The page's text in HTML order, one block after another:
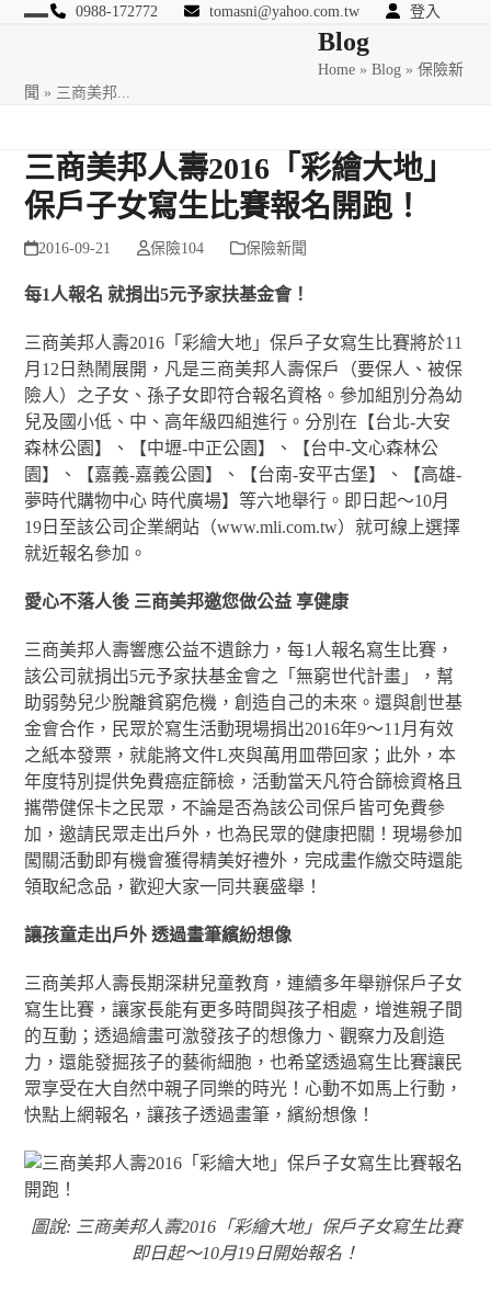
Skip
0988-172772 tomasni@yahoo.com.tw 登入
匯豐國際風險管理顧問Blog
Home »Blog »保險新
聞 » 三商美邦...
三商美邦人壽2016「彩繪大地」
保戶子女寫生比賽報名開跑！
2016-09-21 保險104 保險新聞
每1人報名 就捐出5元予家扶基金會！
三商美邦人壽2016「彩繪大地」保戶子女寫生比賽將於11
月12日熱鬧展開，凡是三商美邦人壽保戶（要保人、被保
險人）之子女、孫子女即符合報名資格。參加組別分為幼
兒及國小低、中、高年級四組進行。分別在【台北-大安
森林公園】、【中壢-中正公園】、【台中-文心森林公
園】、【嘉義-嘉義公園】、【台南-安平古堡】、【高雄-
夢時代購物中心 時代廣場】等六地舉行。即日起～10月
19日至該公司企業網站（www.mli.com.tw）就可線上選擇
就近報名參加。
愛心不落人後 三商美邦邀您做公益 享健康
三商美邦人壽響應公益不遺餘力，每1人報名寫生比賽，
該公司就捐出5元予家扶基金會之「無窮世代計畫」，幫
助弱勢兒少脫離貧窮危機，創造自己的未來。還與創世基
金會合作，民眾於寫生活動現場捐出2016年9～11月有效
之紙本發票，就能將文件L夾與萬用皿帶回家；此外，本
年度特別提供免費癌症篩檢，活動當天凡符合篩檢資格且
攜帶健保卡之民眾，不論是否為該公司保戶皆可免費參
加，邀請民眾走出戶外，也為民眾的健康把關！現場參加
闖關活動即有機會獲得精美好禮外，完成畫作繳交時還能
領取紀念品，歡迎大家一同共襄盛舉！
讓孩童走出戶外 透過畫筆繽紛想像
三商美邦人壽長期深耕兒童教育，連續多年舉辦保戶子女
寫生比賽，讓家長能有更多時間與孩子相處，增進親子間
的互動；透過繪畫可激發孩子的想像力、觀察力及創造
力，還能發掘孩子的藝術細胞，也希望透過寫生比賽讓民
眾享受在大自然中親子同樂的時光！心動不如馬上行動，
快點上網報名，讓孩子透過畫筆，繽紛想像！
圖說: 三商美邦人壽2016「彩繪大地」保戶子女寫生比賽
即日起～10月19日開始報名！